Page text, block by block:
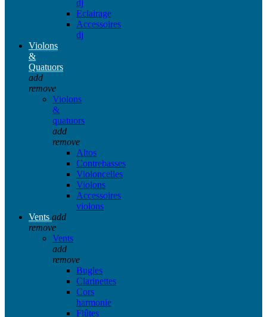
dj
Eclairage
Accessoires
dj
Violons
&
Quatuors
add
remove
Violons
&
quatuors
add
remove
Altos
Contrebasses
Violoncelles
Violons
Accessoires
violons
Vents add
remove
Vents
add
remove
Bugles
Clarinettes
Cors
harmonie
Flûtes